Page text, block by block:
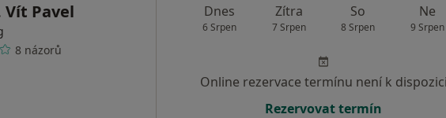
Vít Pavel
8 názorů
Dnes
6 Srpen
Zítra
7 Srpen
So
8 Srpen
Ne
9 Srpen
Online rezervace termínu není k dispozici
Rezervovat termín